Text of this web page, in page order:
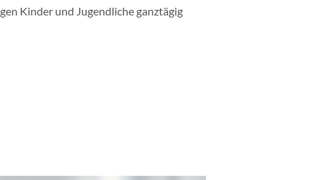
Kinder und Jugendliche ganztägig